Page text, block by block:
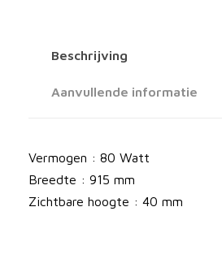
a
a
a
n
Beschrijving
Aanvullende informatie
Vermogen : 80 Watt
Breedte : 915 mm
Zichtbare hoogte : 40 mm